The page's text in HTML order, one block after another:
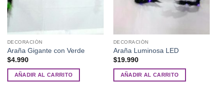
DECORACIÓN
Araña Gigante con Verde
$4.990
AÑADIR AL CARRITO
DECORACIÓN
Araña Luminosa LED
$19.990
AÑADIR AL CARRITO